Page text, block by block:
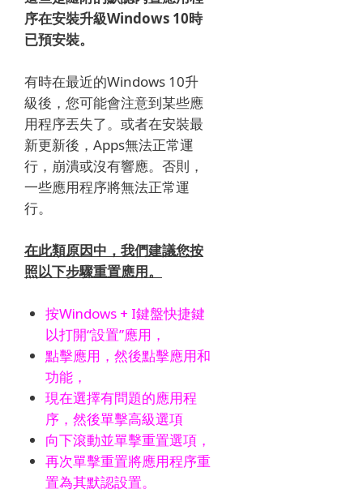
序在安裝升級Windows 10時
已預安裝。
有時在最近的Windows 10升
級後，您可能會注意到某些應
用程序丟失了。 或者在安裝最
新更新後，Apps無法正常運
行，崩潰或沒有響應。 否則，
一些應用程序將無法正常運
行。
在此類原因中，我們建議您按
照以下步驟重置應用。
按Windows + I鍵盤快捷鍵
以打開“設置”應用，
點擊應用，然後點擊應用和
功能，
現在選擇有問題的應用程
序，然後單擊高級選項
向下滾動並單擊重置選項，
再次單擊重置將應用程序重
置為其默認設置。